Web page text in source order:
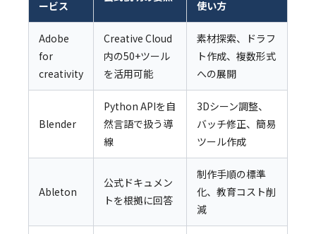
ービス
使い方
Adobe
for
creativity
Creative Cloud
内の50+ツール
を活用可能
素材探索、ドラフ
ト作成、複数形式
への展開
Blender
Python APIを自
然言語で扱う導
線
3Dシーン調整、
バッチ修正、簡易
ツール作成
Ableton
公式ドキュメン
トを根拠に回答
制作手順の標準
化、教育コスト削
減